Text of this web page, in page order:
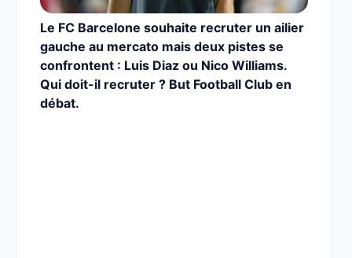
Le FC Barcelone souhaite recruter un ailier
gauche au mercato mais deux pistes se
confrontent : Luis Diaz ou Nico Williams.
Qui doit-il recruter ? But Football Club en
débat.